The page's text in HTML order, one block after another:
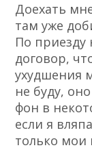
Доехать
там уже
По приезду
договор,
ухудшения
не буду,
фон в
если я
только